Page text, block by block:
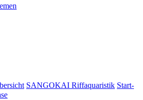
SANGOKAI Riffaquaristik Start-